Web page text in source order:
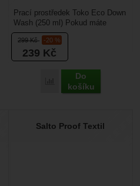
299Kč -20 %
239 Kč
Porovnat
Do
košíku
Prací prostředek Toko Eco Down
Wash (250 ml) Pokud máte
doma péřovou bundu, vestu
nebo spacák (například...
Salto Proof Textil